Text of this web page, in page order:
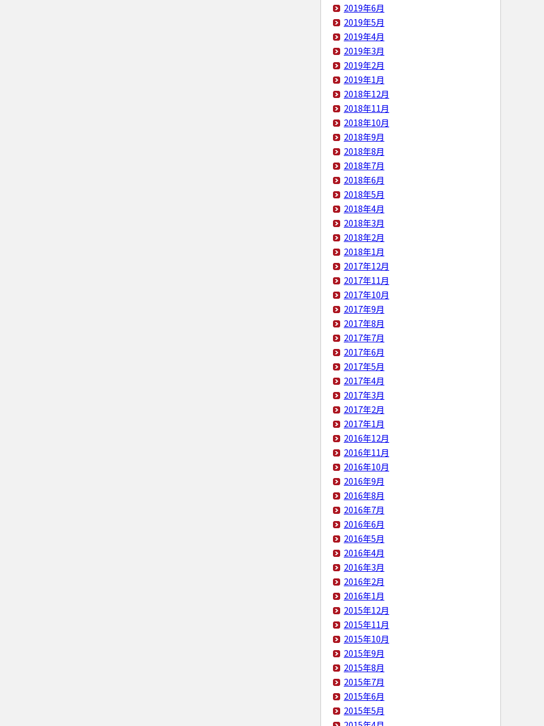
2019年6月
2019年5月
2019年4月
2019年3月
2019年2月
2019年1月
2018年12月
2018年11月
2018年10月
2018年9月
2018年8月
2018年7月
2018年6月
2018年5月
2018年4月
2018年3月
2018年2月
2018年1月
2017年12月
2017年11月
2017年10月
2017年9月
2017年8月
2017年7月
2017年6月
2017年5月
2017年4月
2017年3月
2017年2月
2017年1月
2016年12月
2016年11月
2016年10月
2016年9月
2016年8月
2016年7月
2016年6月
2016年5月
2016年4月
2016年3月
2016年2月
2016年1月
2015年12月
2015年11月
2015年10月
2015年9月
2015年8月
2015年7月
2015年6月
2015年5月